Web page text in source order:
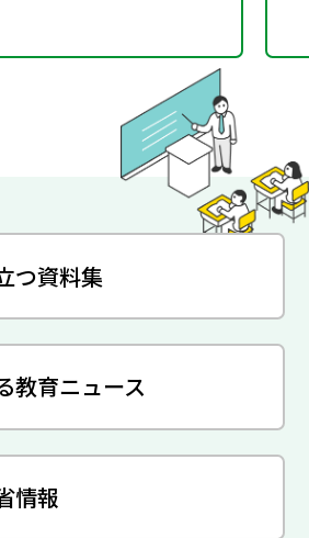
つ資料集
教育ニュース
情報